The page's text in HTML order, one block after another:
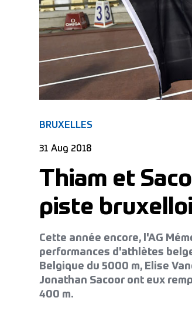
BRUXELLES
31 Aug 2018
Thiam et
piste
Cette année encore, l'AG
performances d'athlètes
Belgique du 5000 m, Elise
Jonathan Sacoor ont eux
400 m.